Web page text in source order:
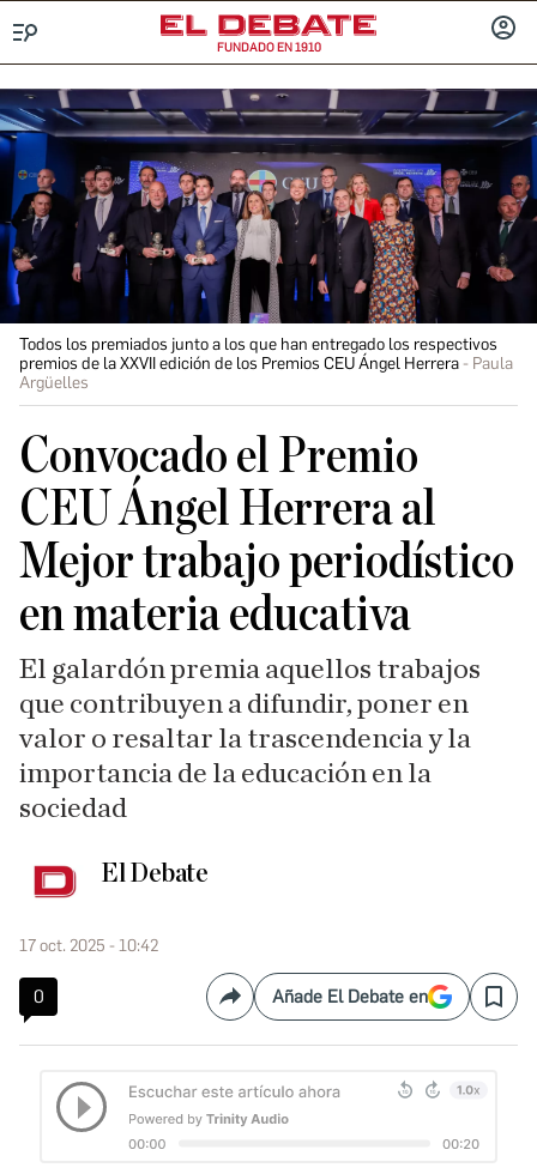
FUNDADO EN 1910
Todos los premiados junto a los que han entregado los respectivos
premios de la XXVII edición de los Premios CEU Ángel Herrera
Paula
Argüelles
Convocado el Premio
CEU Ángel Herrera al
Mejor trabajo periodístico
en materia educativa
El galardón premia aquellos trabajos
que contribuyen a difundir, poner en
valor o resaltar la trascendencia y la
importancia de la educación en la
sociedad
El Debate
17 oct. 2025 - 10:42
0 CompartirAñade El Debate en Save